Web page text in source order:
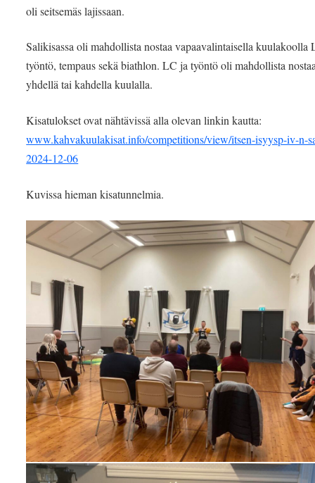
oli seitsemäs lajissaan.
Salikisassa oli mahdollista nostaa vapaavalintaisella kuulakoolla
työntö, tempaus sekä biathlon. LC ja työntö oli mahdollista
yhdellä tai kahdella kuulalla.
Kisatulokset ovat nähtävissä alla olevan linkin kautta:
www.kahvakuulakisat.info/competitions/view/itsen-isyysp-iv-n-
2024-12-06
Kuvissa hieman kisatunnelmia.